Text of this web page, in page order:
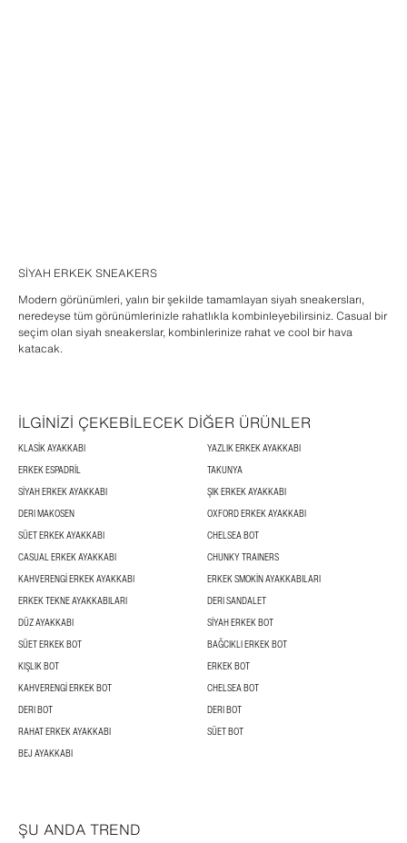
SIYAH ERKEK SNEAKERS
Modern görünümleri, yalın bir şekilde tamamlayan siyah sneakersları,
neredeyse tüm görünümlerinizle rahatlıkla kombinleyebilirsiniz. Casual bir
seçim olan siyah sneakerslar, kombinlerinize rahat ve cool bir hava
katacak.
İLGİNİZİ ÇEKEBİLECEK DİĞER ÜRÜNLER
KLASIK AYAKKABI
YAZLIK ERKEK AYAKKABI
ERKEK ESPADRIL
TAKUNYA
SIYAH ERKEK AYAKKABI
ŞIK ERKEK AYAKKABI
DERI MAKOSEN
OXFORD ERKEK AYAKKABI
SÜET ERKEK AYAKKABI
CHELSEA BOT
CASUAL ERKEK AYAKKABI
CHUNKY TRAINERS
KAHVERENGI ERKEK AYAKKABI
ERKEK SMOKIN AYAKKABILARI
ERKEK TEKNE AYAKKABILARI
DERI SANDALET
DÜZ AYAKKABI
SIYAH ERKEK BOT
SÜET ERKEK BOT
BAĞCIKLI ERKEK BOT
KIŞLIK BOT
ERKEK BOT
KAHVERENGI ERKEK BOT
CHELSEA BOT
DERI BOT
DERI BOT
RAHAT ERKEK AYAKKABI
SÜET BOT
BEJ AYAKKABI
ŞU ANDA TREND